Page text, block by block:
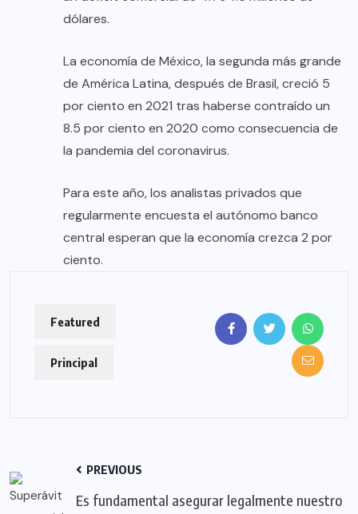
dólares.
La economía de México, la segunda más grande
de América Latina, después de Brasil, creció 5
por ciento en 2021 tras haberse contraído un
8.5 por ciento en 2020 como consecuencia de
la pandemia del coronavirus.
Para este año, los analistas privados que
regularmente encuesta el autónomo banco
central esperan que la economía crezca 2 por
ciento.
Featured
Principal
PREVIOUS
Es fundamental asegurar legalmente nuestro